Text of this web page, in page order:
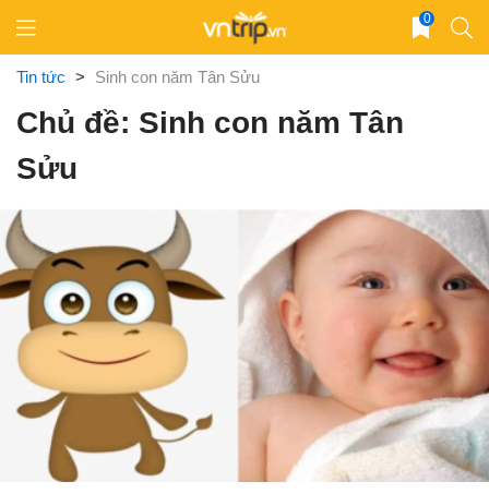
content
0
Tin tức > Sinh con năm Tân Sửu
Chủ đề: Sinh con năm Tân
Sửu